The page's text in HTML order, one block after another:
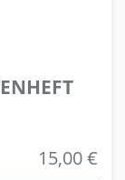
15,00 €